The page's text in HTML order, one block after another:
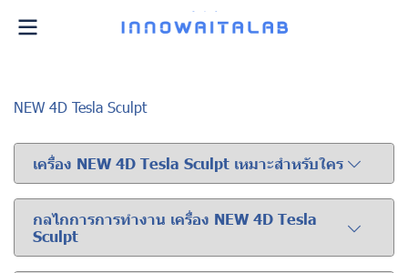
NEW 4D Tesla Sculpt
เครื่อง NEW 4D Tesla Sculpt เหมาะสำหรับใคร
กลไกการการทำงาน เครื่อง NEW 4D Tesla
Sculpt